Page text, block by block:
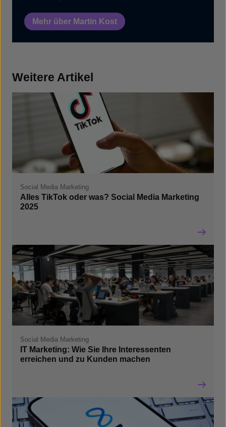
Mehr über Martin Kost
Weitere Artikel
Social Media Marketing
Alles TikTok oder was? Social Media Marketing
2025
Social Media Marketing
IT Marketing: Wie Sie Ihre Interessenten
erreichen und zu Kunden machen